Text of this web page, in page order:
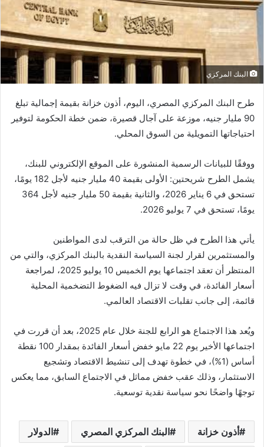
البنك المركزي
طرح البنك المركزي المصري، اليوم، أذون خزانة بقيمة إجمالية تبلغ
90 مليار جنيه، موزعة على آجال قصيرة، ضمن خطة الحكومة لتوفير
احتياجاتها التمويلية من السوق المحلي.
ووفقًا للبيانات الرسمية المنشورة على الموقع الإلكتروني للبنك،
يشمل الطرح شريحتين: الأولى بقيمة 40 مليار جنيه لأجل 182 يومًا،
تستحق في 6 يناير 2026، والثانية بقيمة 50 مليار جنيه لأجل 364
يومًا، تستحق في 7 يوليو 2026.
يأتي هذا الطرح في ظل حالة من الترقب لدى المواطنين
والمستثمرين لقرار لجنة السياسة النقدية بالبنك المركزي، والتي من
المنتظر أن تعقد اجتماعها يوم الخميس 10 يوليو 2025، لمراجعة
أسعار الفائدة، في وقت لا تزال فيه الضغوط التضخمية المحلية
قائمة، إلى جانب تقلبات الاقتصاد العالمي.
ويُعد هذا الاجتماع هو الرابع للجنة خلال عام 2025، بعد أن قررت في
اجتماعها الأخير يوم 22 مايو خفض أسعار الفائدة بمقدار 100 نقطة
أساس (1%)، في خطوة تهدف إلى تنشيط الاقتصاد وتشجيع
الاستثمار، وذلك عقب خفض مماثل في الاجتماع السابق، مما يعكس
توجهًا واضحًا نحو سياسة نقدية توسعية.
أذون خزانة البنك المركزي المصري الدولار